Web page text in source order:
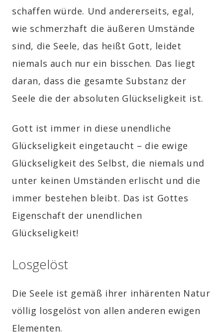
schaffen würde. Und andererseits, egal,
wie schmerzhaft die äußeren Umstände
sind, die Seele, das heißt Gott, leidet
niemals auch nur ein bisschen. Das liegt
daran, dass die gesamte Substanz der
Seele die der absoluten Glückseligkeit ist.
Gott ist immer in diese unendliche
Glückseligkeit eingetaucht – die ewige
Glückseligkeit des Selbst, die niemals und
unter keinen Umständen erlischt und die
immer bestehen bleibt. Das ist Gottes
Eigenschaft der unendlichen
Glückseligkeit!
Losgelöst
Die Seele ist gemäß ihrer inhärenten Natur
völlig losgelöst von allen anderen ewigen
Elementen.